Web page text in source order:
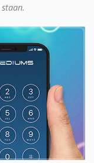
staan.